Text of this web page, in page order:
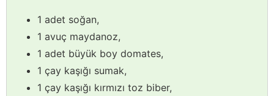
1 adet soğan,
1 avuç maydanoz,
1 adet büyük boy domates,
1 çay kaşığı sumak,
1 çay kaşığı kırmızı toz biber,